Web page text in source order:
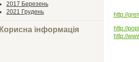
2017 Березень
2021 Грудень
Корисна інформація
http://
http://
http://